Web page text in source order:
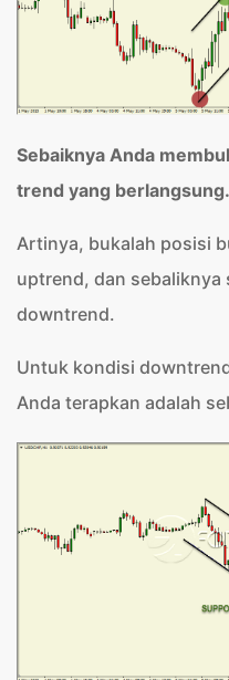
Sebaiknya Anda
trend yang berlangsung.
Artinya, bukalah posisi
uptrend, dan sebaliknya
downtrend.
Untuk kondisi
Anda terapkan adalah